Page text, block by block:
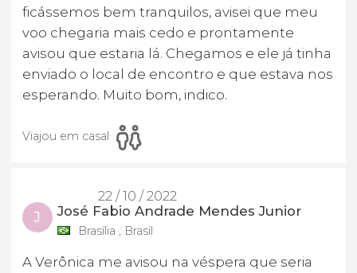
ficássemos bem tranquilos, avisei que meu
voo chegaria mais cedo e prontamente
avisou que estaria lá. Chegamos e ele já tinha
enviado o local de encontro e que estava nos
esperando. Muito bom, indico.
Viajou em casal
22 / 10 / 2022
J José Fabio Andrade Mendes Junior
Brasília , Brasil
A Verônica me avisou na véspera que seria